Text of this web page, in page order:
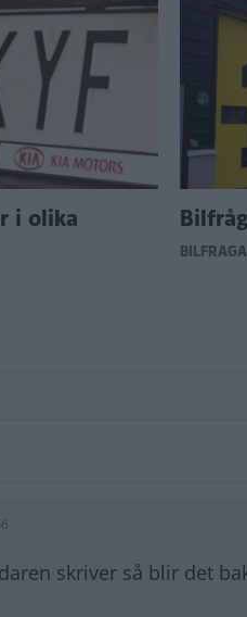
i olika
skriver så blir det